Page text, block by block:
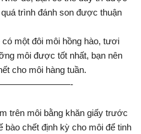
trình đánh son được thuận
một đôi môi hồng hào, tươi
môi được tốt nhất, bạn nên
cho môi hàng tuần.
trên môi bằng khăn giấy trước
bào chết định kỳ cho môi để tinh